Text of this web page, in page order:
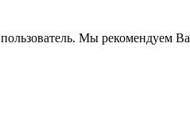
Мы рекомендуем